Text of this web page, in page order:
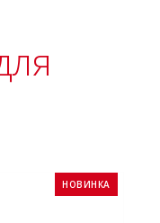
НОВИНКА